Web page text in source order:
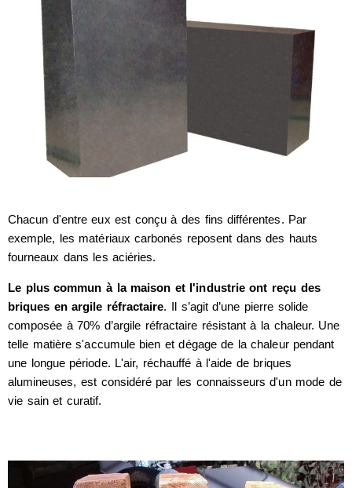
Chacun d'entre eux est conçu à des fins différentes. Par
exemple, les matériaux carbonés reposent dans des hauts
fourneaux dans les aciéries.
Le plus commun à la maison et l'industrie ont reçu des
briques en argile réfractaire. Il s’agit d’une pierre solide
composée à 70% d’argile réfractaire résistant à la chaleur. Une
telle matière s'accumule bien et dégage de la chaleur pendant
une longue période. L'air, réchauffé à l'aide de briques
alumineuses, est considéré par les connaisseurs d'un mode de
vie sain et curatif.